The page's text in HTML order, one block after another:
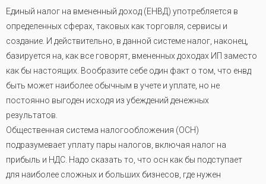
Единый налог на вмененный доход (ЕНВД) употребляется в
определенных сферах, таковых как торговля, сервисы и
создание. И действительно, в данной системе налог, наконец,
базируется на, как все говорят, вмененных доходах ИП заместо
как бы настоящих. Вообразите себе один факт о том, что енвд
быть может наиболее обычным в учете и уплате, но не
постоянно выгоден исходя из убеждений денежных
результатов.
Общественная система налогообложения (ОСН)
подразумевает уплату пары налогов, включая налог на
прибыль и НДС. Надо сказать то, что осн как бы подступает
для наиболее сложных и больших бизнесов, где нужен